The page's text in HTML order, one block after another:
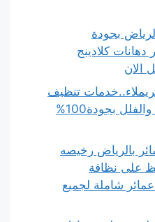
بجودة
حجر دهانات كلادينج
تنظيف
احترافية للمنازل والفلل بجودة100%
بالرياض رخيصه
على نظافة
شاملة لجميع